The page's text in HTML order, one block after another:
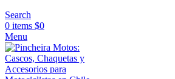
Search
0 items $0
Menu